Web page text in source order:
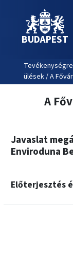
BUDAPEST
ülések / A
A
Javaslat
Enviroduna
Előterjesztés